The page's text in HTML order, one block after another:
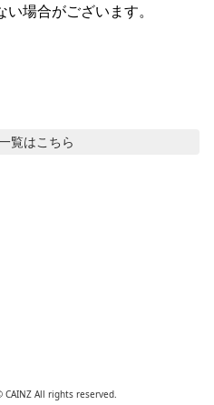
場合がございます。
覧はこちら
CAINZ All rights reserved.